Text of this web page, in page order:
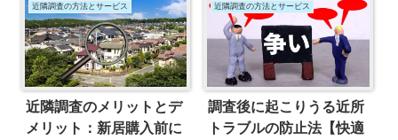
近隣調査の方法とサービス
近隣調査のメリットとデ
メリット：新居購入前に
近隣調査の方法とサービス
調査後に起こりうる近所
トラブルの防止法【快適